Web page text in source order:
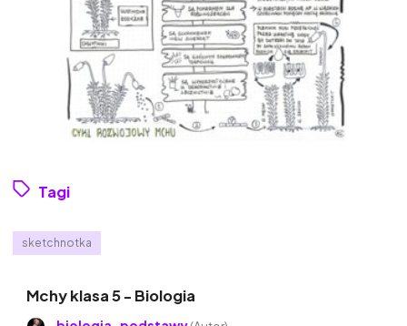
Tagi
sketchnotka
Mchy klasa 5 - Biologia